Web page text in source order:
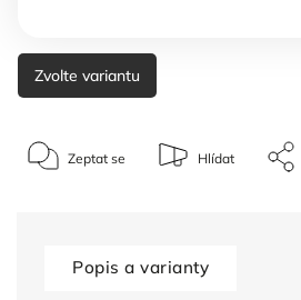
Zvolte variantu
Zeptat se Hlídat
Popis a varianty